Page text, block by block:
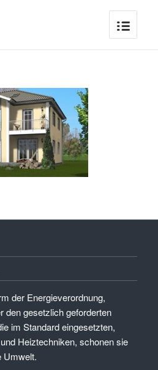
der Energieverordnung,
den gesetzlich geforderten
im Standard eingesetzten,
Heiztechniken, schonen sie
Umwelt.